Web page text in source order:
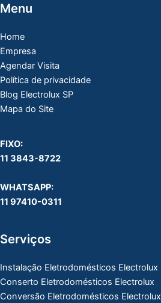
Menu
Home
Empresa
Agendar Visita
Política de privacidade
Blog Electrolux SP
Mapa do Site
FIXO:
11 3843-8722
WHATSAPP:
11 97410-0311
Serviços
Instalação Eletrodomésticos Electrolux
Conserto Eletrodomésticos Electrolux
Conversão Eletrodomésticos Electrolux